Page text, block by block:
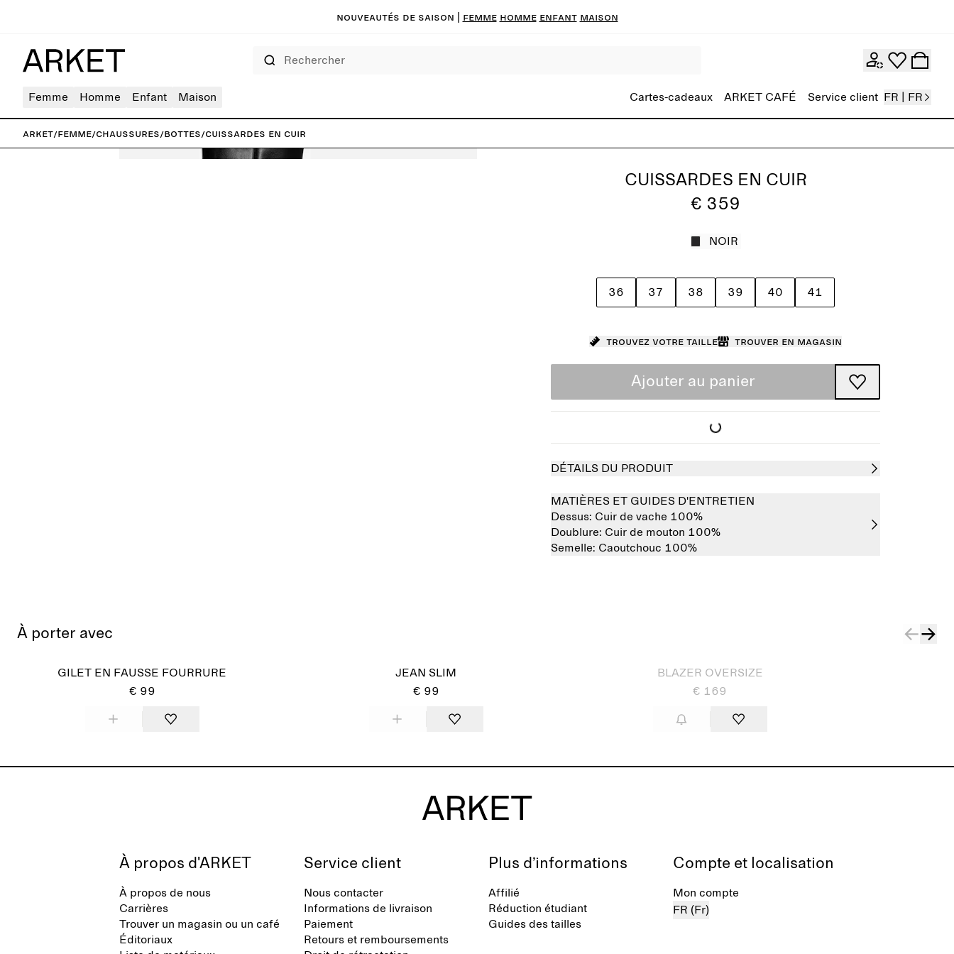
Nouveautés de saison FEMME HOMME ENFANT MAISON
Femme Homme Enfant Maison Cartes-cadeaux ARKET CAFÉ Service client FR | FR
ARKET/Femme/Chaussures/Bottes/Cuissardes en cuir
CUISSARDES EN CUIR
€ 359
NOIR
36 37 38 39 40 41
Trouvez votre taille Trouver en magasin
Ajouter au panier
DÉTAILS DU PRODUIT
MATIÈRES ET GUIDES D'ENTRETIEN
Dessus: Cuir de vache 100%
Doublure: Cuir de mouton 100%
Semelle: Caoutchouc 100%
À porter avec
GILET EN FAUSSE FOURRURE
€ 99
JEAN SLIM
€ 99
BLAZER OVERSIZE
€ 169
À propos d'ARKET
À propos de nous
Carrières
Trouver un magasin ou un café
Éditoriaux
Service client
Nous contacter
Informations de livraison
Paiement
Retours et remboursements
Plus d’informations
Affilié
Réduction étudiant
Guides des tailles
Compte et localisation
Mon compte
FR (Fr)